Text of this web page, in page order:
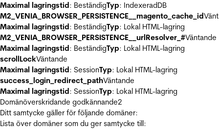
Maximal lagringstid: BeständigTyp: IndexeradDB
M2_VENIA_BROWSER_PERSISTENCE__magento_cache_id
Maximal lagringstid: BeständigTyp: Lokal HTML-lagring
M2_VENIA_BROWSER_PERSISTENCE__urlResolver_#Väntande
Maximal lagringstid: BeständigTyp: Lokal HTML-lagring
scrollLockVäntande
Maximal lagringstid: SessionTyp: Lokal HTML-lagring
success_login_redirect_pathVäntande
Maximal lagringstid: SessionTyp: Lokal HTML-lagring
Domänöverskridande godkännande2
Ditt samtycke gäller för följande domäner:
Lista över domäner som du ger samtycke till: